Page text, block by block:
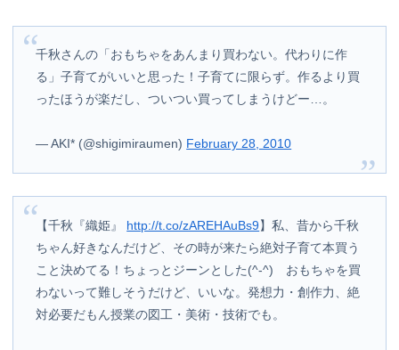
千秋さんの「おもちゃをあんまり買わない。代わりに作
る」子育てがいいと思った！子育てに限らず。作るより買
ったほうが楽だし、ついつい買ってしまうけどー…。
— AKI* (@shigimiraumen) February 28, 2010
【千秋『織姫』 http://t.co/zAREHAuBs9】私、昔から千秋
ちゃん好きなんだけど、その時が来たら絶対子育て本買う
こと決めてる！ちょっとジーンとした(^-^) おもちゃを買
わないって難しそうだけど、いいな。発想力・創作力、絶
対必要だもん授業の図工・美術・技術でも。